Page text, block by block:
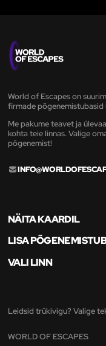
World of Escapes on
firmade põgenemistubasid
Me pakume teavet ja
kohta teie linnas. Valige
põgenemist!
NÄITA KAARDIL
LISA
VALI LINN
Leidsid trükivigu? Valige
WORLD OF ESCAPES